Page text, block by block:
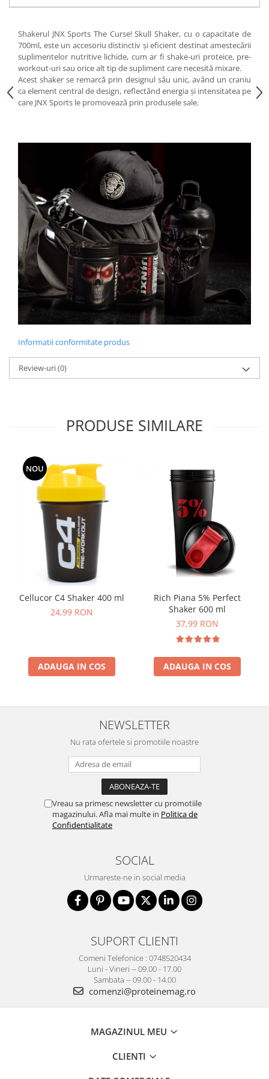
Under Armour
Vitargo
Weider
Zenana
Shakerul JNX Sports The Curse! Skull Shaker, cu o capacitate de
700ml, este un accesoriu distinctiv și eficient destinat amestecării
suplimentelor nutritive lichide, cum ar fi shake-uri proteice, pre-
workout-uri sau orice alt tip de supliment care necesită mixare.
Acest shaker se remarcă prin designul său unic, având un craniu
ca element central de design, reflectând energia și intensitatea pe
care JNX Sports le promovează prin produsele sale.
Informatii conformitate produs
Review-uri(0)
PRODUSE SIMILARE
NOU
Cellucor C4 Shaker 400 ml
24,99 RON
ADAUGA IN COS
Rich Piana 5% Perfect
Shaker 600 ml
37,99 RON
ADAUGA IN COS
NEWSLETTER
Nu rata ofertele si promotiile noastre
Vreau sa primesc newsletter cu promotiile
magazinului. Afla mai multe in Politica de
Confidentialitate
SOCIAL
Urmareste-ne in social media
SUPORT CLIENTI
Comeni Telefonice : 0748520434
Luni - Vineri -- 09.00 - 17.00
Sambata -- 09.00 - 14.00
comenzi@proteinemag.ro
MAGAZINUL MEU
CLIENTI